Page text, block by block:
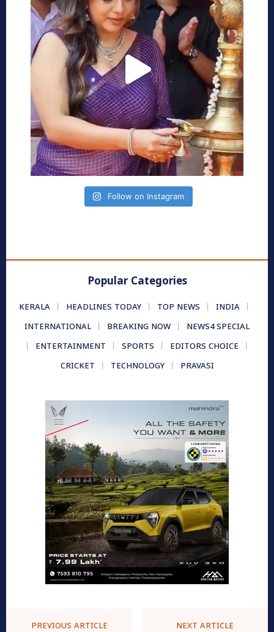
Follow on Instagram
Popular Categories
KERALA HEADLINES TODAY TOP NEWS
INDIA
INTERNATIONAL
BREAKING NOW
NEWS4 SPECIAL
ENTERTAINMENT
SPORTS
EDITORS CHOICE
CRICKET
TECHNOLOGY PRAVASI
PREVIOUS ARTICLE NEXT ARTICLE